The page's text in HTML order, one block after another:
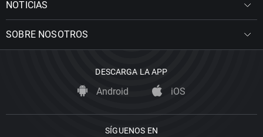
NOTICIAS
SOBRE NOSOTROS
DESCARGA LA APP
Android iOS
SÍGUENOS EN